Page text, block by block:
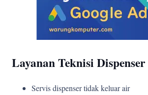
Layanan Teknisi Dispenser
Servis dispenser tidak keluar air